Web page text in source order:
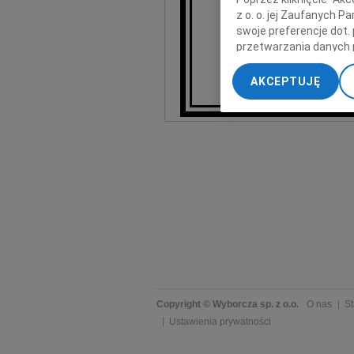
Copyright © Wyborcza sp. z o.o. O nas
Ustawienia prywatności
z o. o. jej Zaufanych
swoje preferencje dot.
przetwarzania danych
„Ustawienia
My, nasi Zaufani
dokładnych danych
Przechowywanie
AKCEPTUJĘ